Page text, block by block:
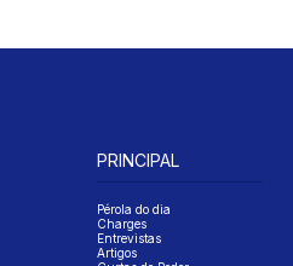
PRINCIPAL
Pérola do dia
Charges
Entrevistas
Artigos